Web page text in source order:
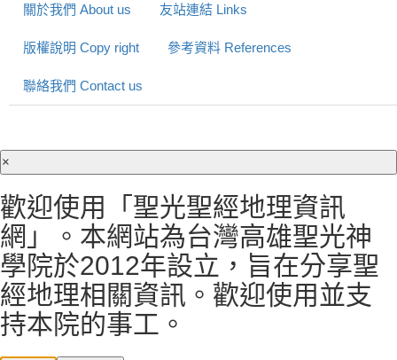
關於我們 About us 友站連結 Links
版權說明 Copy right 參考資料 References
聯絡我們 Contact us
×
歡迎使用「聖光聖經地理資訊
網」。本網站為台灣高雄聖光神
學院於2012年設立，旨在分享聖
經地理相關資訊。歡迎使用並支
持本院的事工。